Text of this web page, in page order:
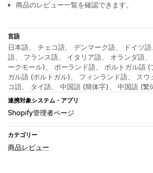
商品のレビュー一覧を確認できます。
言語
日本語、 チェコ語、 デンマーク語、 ドイツ
語、 フランス語、 イタリア語、 オランダ語
ークモール)、 ポーランド語、 ポルトガル語 (
ガル語 (ポルトガル)、 フィンランド語、 スウ
コ語、 タイ語、 中国語 (簡体字)、 中国語 (繁
連携対象システム・アプリ
Shopify管理者ページ
カテゴリー
商品レビュー